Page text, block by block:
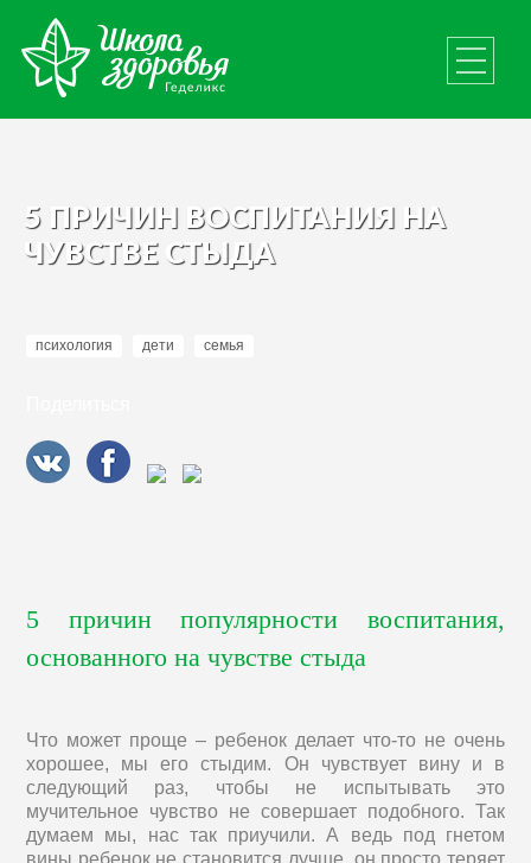
5 ПРИЧИН ВОСПИТАНИЯ НА
ЧУВСТВЕ СТЫДА
психология дети семья
5 причин популярности воспитания,
основанного на чувстве стыда
Что может проще – ребенок делает что-то не очень
хорошее, мы его стыдим. Он чувствует вину и в
следующий раз, чтобы не испытывать это
мучительное чувство не совершает подобного. Так
думаем мы, нас так приучили. А ведь под гнетом
вины ребенок не становится лучше, он просто теряет